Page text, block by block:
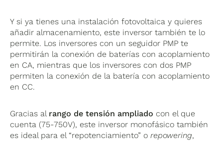
Y si ya tienes una instalación fotovoltaica y quieres
añadir almacenamiento, este inversor también te lo
permite. Los inversores con un seguidor PMP te
permitirán la conexión de baterías con acoplamiento
en CA, mientras que los inversores con dos PMP
permiten la conexión de la batería con acoplamiento
en CC.
Gracias al rango de tensión ampliado con el que
cuenta (75-750V), este inversor monofásico también
es ideal para el “repotenciamiento” orepowering,